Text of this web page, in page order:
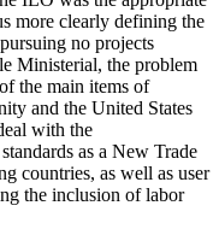
more clearly defining the
no projects
Ministerial, the problem
the main items of
and the United States
with the
as a New Trade
countries, as well as user
the inclusion of labor